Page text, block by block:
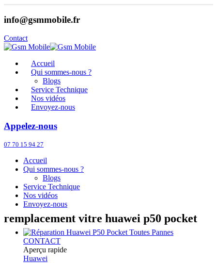
info@gsmmobile.fr
Contact
Accueil
Qui sommes-nous ?
Blogs
Service Technique
Nos vidéos
Envoyez-nous
Appelez-nous
07 70 15 94 27
Accueil
Qui sommes-nous ?
Blogs
Service Technique
Nos vidéos
Envoyez-nous
remplacement vitre huawei p50 pocket
CONTACT
Aperçu rapide
Huawei